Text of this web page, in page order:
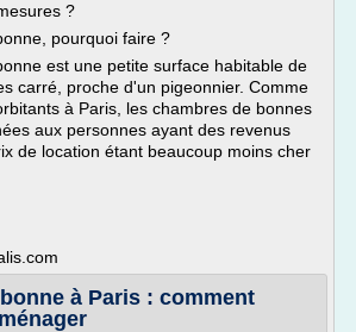
?
pourquoi faire ?
est une petite surface habitable de
carré, proche d'un pigeonnier. Comme
à Paris, les chambres de bonnes
aux personnes ayant des revenus
de location étant beaucoup moins cher
à Paris : comment